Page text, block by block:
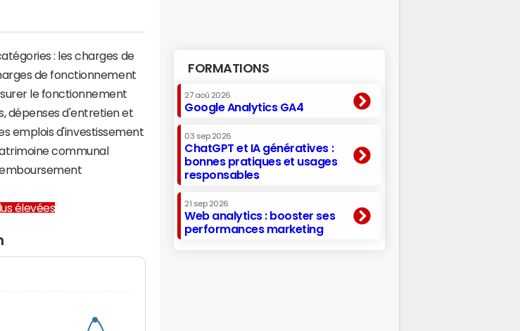
: les charges de
de fonctionnement
le fonctionnement
dépenses d'entretien et
emplois d'investissement
communal
élevées
FORMATIONS
27 aoû 2026
Google Analytics GA4
03 sep 2026
ChatGPT et IA génératives :
bonnes pratiques et usages
responsables
21 sep 2026
Web analytics : booster ses
performances marketing